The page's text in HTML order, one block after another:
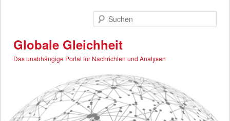
Globale Gleichheit
Das unabhängige Portal für Nachrichten und Analysen